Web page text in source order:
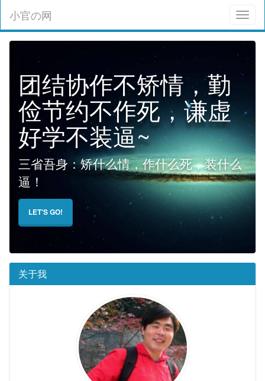
小官の网
团结协作不矫情，勤
俭节约不作死，谦虚
好学不装逼~
三省吾身：矫什么情，作什么死，装什么
逼！
LET'S GO!
关于我